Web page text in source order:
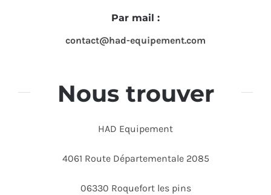
Par mail :
contact@had-equipement.com
Nous trouver
HAD Equipement
4061 Route Départementale 2085
06330 Roquefort les pins